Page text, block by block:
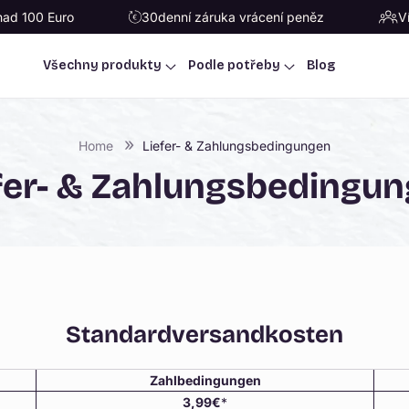
100 Euro 30denní záruka vrácení peněz
Všechny produkty Podle potřeby Blog
Home Liefer- & Zahlungsbedingungen
&
Standardversandkosten
Zahlbedingungen
3,99€*